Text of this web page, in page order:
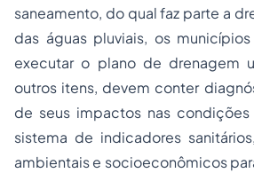
saneamento, do qual faz parte a
das águas pluviais, os
executar o plano de drenagem
outros itens, devem conter
de seus impactos nas
sistema de indicadores
ambientais e socioeconômicos